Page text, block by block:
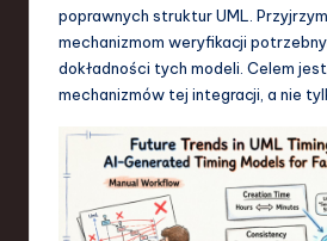
poprawnych struktur UML.
mechanizmom weryfikacji
dokładności tych modeli. Celem
mechanizmów tej integracji, a nie